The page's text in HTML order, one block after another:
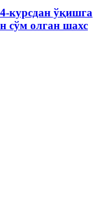
курсдан ўқишга
сўм олган шахс